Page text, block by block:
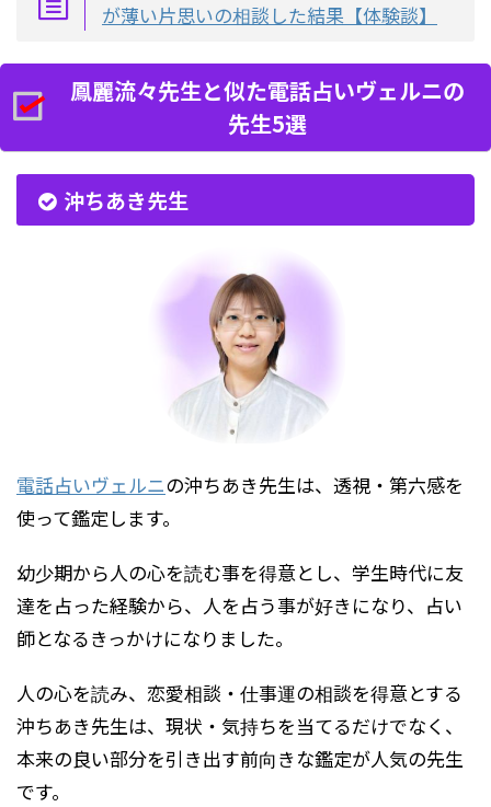
が薄い片思いの相談した結果【体験談】
鳳麗流々先生と似た電話占いヴェルニの
先生5選
沖ちあき先生
電話占いヴェルニの沖ちあき先生は、透視・第六感を
使って鑑定します。
幼少期から人の心を読む事を得意とし、学生時代に友
達を占った経験から、人を占う事が好きになり、占い
師となるきっかけになりました。
人の心を読み、恋愛相談・仕事運の相談を得意とする
沖ちあき先生は、現状・気持ちを当てるだけでなく、
本来の良い部分を引き出す前向きな鑑定が人気の先生
です。